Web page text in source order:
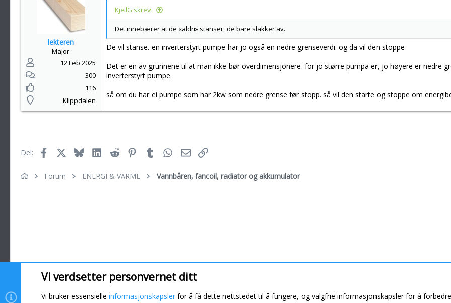
lekteren
Major
12 Feb 2025
300
116
Klippdalen
KjellG skrev:
Det innebærer at de «aldri» stanser, de bare slakker av.
De vil stanse. en inverterstyrt pumpe har jo også en nedre grenseverdi. og da vil den stoppe
Det er en av grunnene til at man ikke bør overdimensjonere. for jo større pumpa er, jo høyere er nedre
inverterstyrt pumpe.
så om du har ei pumpe som har 2kw som nedre grense før stopp. så vil den starte og stoppe om
Del: Facebook Bluesky LinkedInReddit PinterestTumblr WhatsApp
E-postLink
Forum ENERGI & VARME Vannbåren, fancoil, radiator og akkumulator
Vi verdsetter personvernet ditt
Vi bruker essensielle informasjonskapsler for å få dette nettstedet til å fungere, og valgfrie informasjonskapsler for å